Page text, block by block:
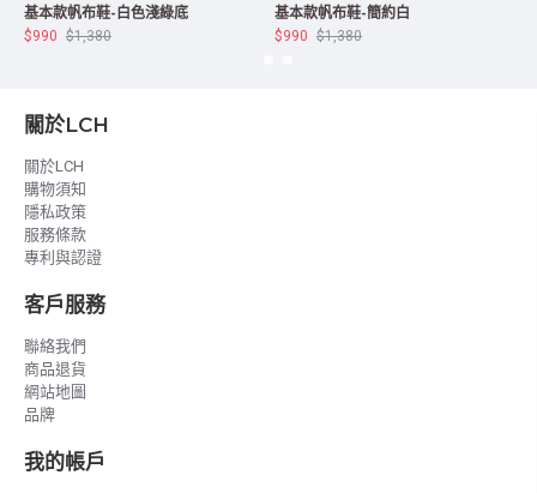
基本款帆布鞋-白色淺綠底
$990 $1,380
基本款帆布鞋-簡約白
$990 $1,380
關於LCH
關於LCH
購物須知
隱私政策
服務條款
專利與認證
客戶服務
聯絡我們
商品退貨
網站地圖
品牌
我的帳戶